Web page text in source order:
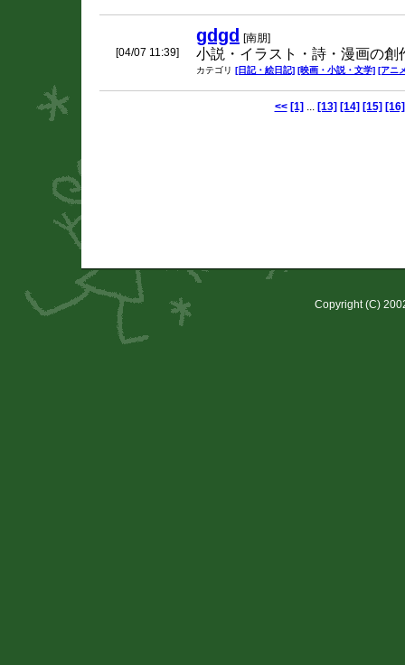
[04/07 11:39]
gdgd [南朋]
小説・イラスト・詩・漫画の創
カテゴリ [日記・絵日記] [映画・小説・文学] [アニ
<< [1] ... [13] [14] [15] [16]
Copyright (C)